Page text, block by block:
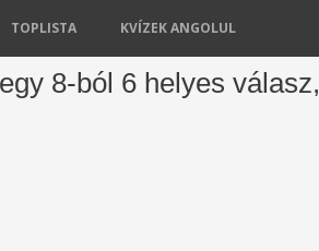
TOPLISTA KVÍZEK ANGOLUL
8-ból 6 helyes válasz,